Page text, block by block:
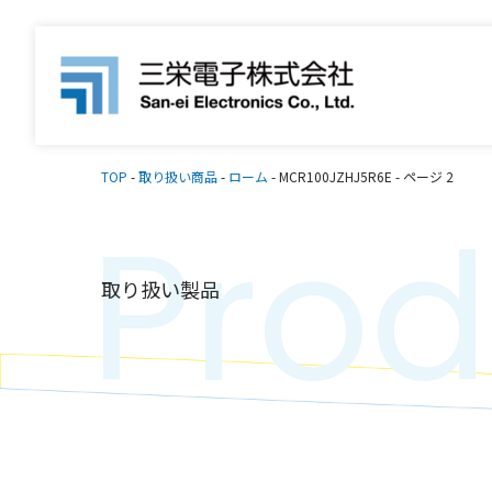
TOP -取り扱い商品- ローム -MCR100JZHJ5R6E - ページ 2
取り扱い製品